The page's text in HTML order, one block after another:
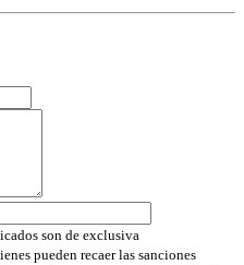
son de exclusiva
pueden recaer las sanciones